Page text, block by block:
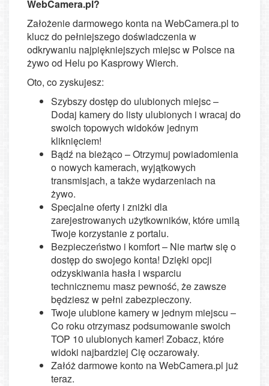
WebCamera.pl?
Założenie darmowego konta na WebCamera.pl to
klucz do pełniejszego doświadczenia w
odkrywaniu najpiękniejszych miejsc w Polsce na
żywo od Helu po Kasprowy Wierch.
Oto, co zyskujesz:
Szybszy dostęp do ulubionych miejsc –
Dodaj kamery do listy ulubionych i wracaj do
swoich topowych widoków jednym
kliknięciem!
Bądź na bieżąco – Otrzymuj powiadomienia
o nowych kamerach, wyjątkowych
transmisjach, a także wydarzeniach na
żywo.
Specjalne oferty i zniżki dla
zarejestrowanych użytkowników, które umilą
Twoje korzystanie z portalu.
Bezpieczeństwo i komfort – Nie martw się o
dostęp do swojego konta! Dzięki opcji
odzyskiwania hasła i wsparciu
technicznemu masz pewność, że zawsze
będziesz w pełni zabezpieczony.
Twoje ulubione kamery w jednym miejscu –
Co roku otrzymasz podsumowanie swoich
TOP 10 ulubionych kamer! Zobacz, które
widoki najbardziej Cię oczarowały.
Załóż darmowe konto na WebCamera.pl już
teraz.